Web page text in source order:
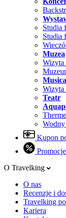
Studia
Studia
Muzea
Wizyta
Wizyta
Teatr
Kupon
Promocje
O Travelking
O nas
Recenzje i
Travelking
Kariera